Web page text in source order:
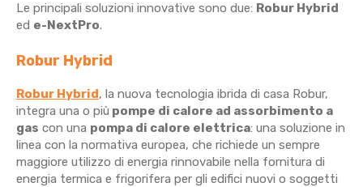
Le principali soluzioni innovative sono due: Robur Hybrid
ed e-NextPro.
Robur Hybrid
Robur Hybrid, la nuova tecnologia ibrida di casa Robur,
integra una o più pompe di calore ad assorbimento a
gas con una pompa di calore elettrica: una soluzione in
linea con la normativa europea, che richiede un sempre
maggiore utilizzo di energia rinnovabile nella fornitura di
energia termica e frigorifera per gli edifici nuovi o soggetti